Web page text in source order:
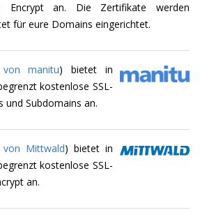
Encrypt an. Die Zertifikate werden
für eure Domains eingerichtet.
manitu) bietet in
kostenlose SSL-
Subdomains an.
Mittwald) bietet in
kostenlose SSL-
an.